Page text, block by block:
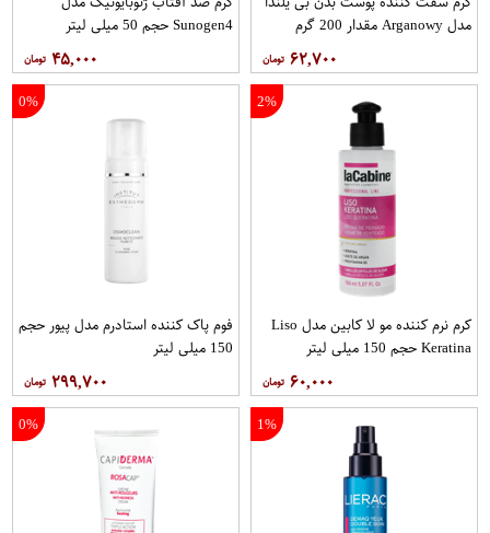
مدل Arganowy مقدار 200 گرم
۶۲,۷۰۰
Sunogen4 حجم 50 میلی لیتر
۴۵,۰۰۰
2%
کرم نرم کننده مو لا کابین مدل Liso
Keratina حجم 150 میلی لیتر
۶۰,۰۰۰
0%
فوم پاک کننده استادرم مدل پیور حجم
150 میلی لیتر
۲۹۹,۷۰۰
1%
0%